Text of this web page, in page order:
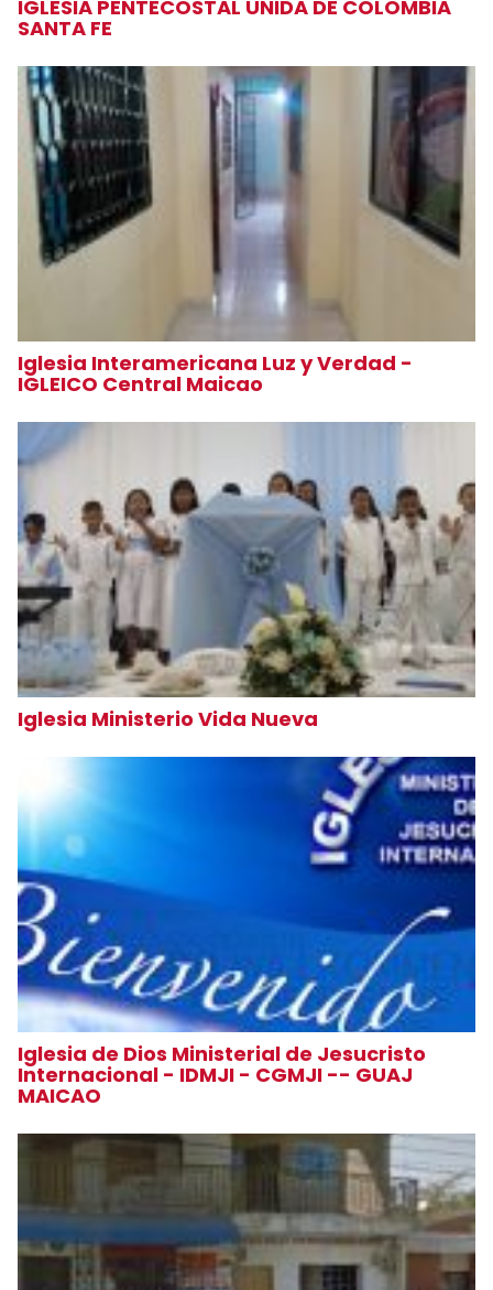
IGLESIA PENTECOSTAL UNIDA DE COLOMBIA
SANTA FE
Iglesia Interamericana Luz y Verdad -
IGLEICO Central Maicao
Iglesia Ministerio Vida Nueva
Iglesia de Dios Ministerial de Jesucristo
Internacional - IDMJI - CGMJI -- GUAJ
MAICAO